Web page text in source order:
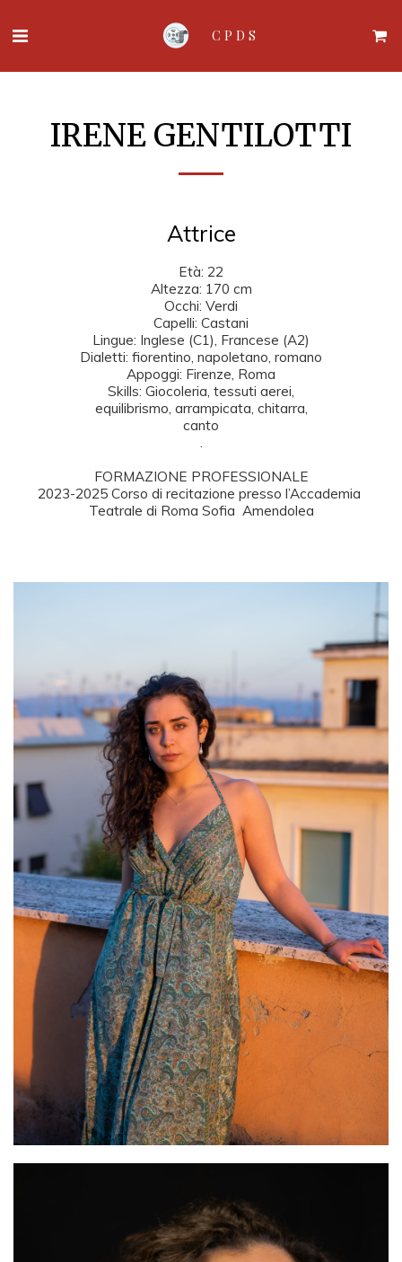
CPDS
IRENE GENTILOTTI
Attrice
Età: 22
Altezza: 170 cm
Occhi: Verdi
Capelli: Castani
Lingue: Inglese (C1), Francese (A2)
Dialetti: fiorentino, napoletano, romano
Appoggi: Firenze, Roma
Skills: Giocoleria, tessuti aerei,
equilibrismo, arrampicata, chitarra,
canto
.
FORMAZIONE PROFESSIONALE
2023-2025 Corso di recitazione presso l’Accademia
Teatrale di Roma Sofia  Amendolea